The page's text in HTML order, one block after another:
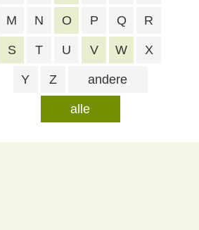
alle
M N O P Q R
S T U V W X
Y Z andere